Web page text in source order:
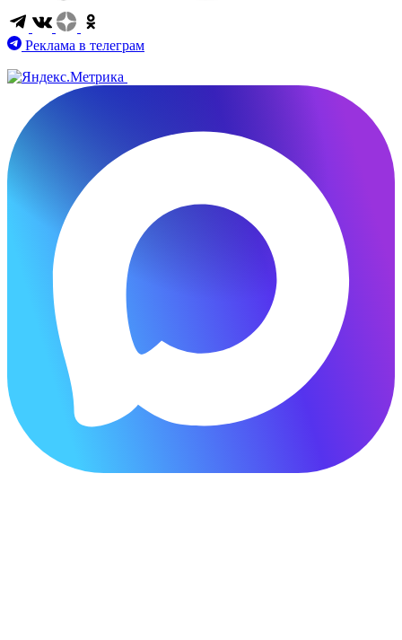
Реклама в телеграм